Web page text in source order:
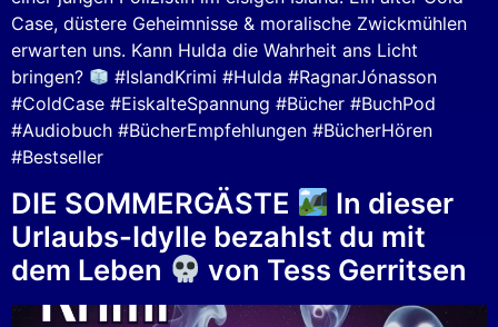
Case, düstere Geheimnisse & moralische Zwickmühlen
erwarten uns. Kann Hulda die Wahrheit ans Licht
bringen?
#IslandKrimi #Hulda #RagnarJónasson
#ColdCase #EiskalteSpannung #Bücher #BuchPod
#Audiobuch #BücherEmpfehlungen #BücherHören
#Bestseller
DIE SOMMERGÄSTE
In dieser
Urlaubs-Idylle bezahlst du mit
dem Leben
von Tess Gerritsen